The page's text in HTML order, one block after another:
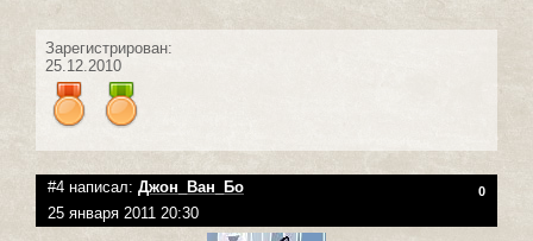
Зарегистрирован:
25.12.2010
#4 написал: Джон_Ван_Бо 0
25 января 2011 20:30